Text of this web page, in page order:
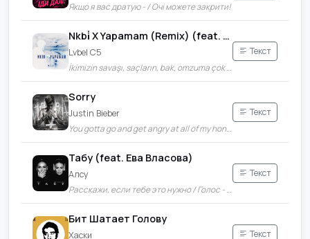
Якщо я вас дратую - / Очі можете закрити!
Nkbi̇ X Yapamam (Remix) (feat. Güneş)
Lvbel C5
İkimizin savaşı, saçların, bak, omzuma çok yakışır / Bebeğim inan bana çok karışık kafam, karışık kafam
Текст
Sorry
Justin Bieber
You gotta go and get angry at all of my honesty / You know I try, but I don't do too well with apologies
Текст
Табу (feat. Ева Власова)
Алсу
Расскажи, если тебе это нужно / Голос - колыбель и непослушный
Текст
Бит Шатает Голову
Хаски
Текст